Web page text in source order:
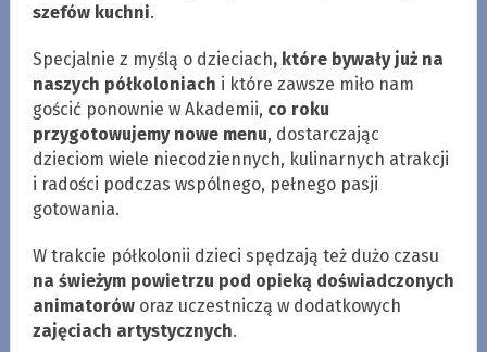
szefów kuchni.
Specjalnie z myślą o dzieciach, które bywały już na
naszych półkoloniach i które zawsze miło nam
gościć ponownie w Akademii, co roku
przygotowujemy nowe menu, dostarczając
dzieciom wiele niecodziennych, kulinarnych atrakcji
i radości podczas wspólnego, pełnego pasji
gotowania.
W trakcie półkolonii dzieci spędzają też dużo czasu
na świeżym powietrzu pod opieką doświadczonych
animatoróworaz uczestniczą w dodatkowych
zajęciach artystycznych.